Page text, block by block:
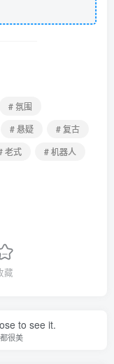
# 氛围
# 悬疑
# 复古
老式
# 机器人
藏
to see it.
很美